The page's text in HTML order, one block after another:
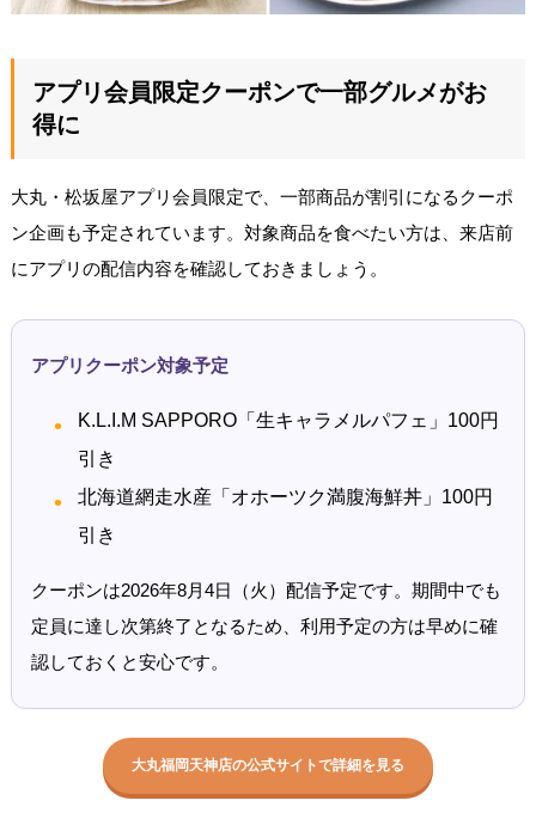
アプリ会員限定クーポンで一部グルメがお
得に
大丸・松坂屋アプリ会員限定で、一部商品が割引になるクーポ
ン企画も予定されています。対象商品を食べたい方は、来店前
にアプリの配信内容を確認しておきましょう。
アプリクーポン対象予定
K.L.I.M SAPPORO「生キャラメルパフェ」100円
引き
北海道網走水産「オホーツク満腹海鮮丼」100円
引き
クーポンは2026年8月4日（火）配信予定です。期間中でも
定員に達し次第終了となるため、利用予定の方は早めに確
認しておくと安心です。
大丸福岡天神店の公式サイトで詳細を見る